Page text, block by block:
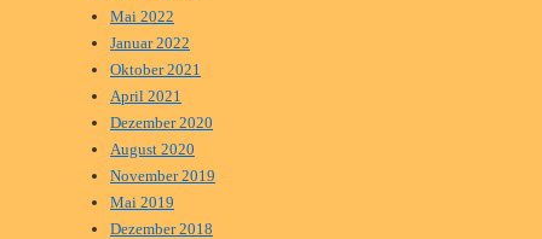
Mai 2022
Januar 2022
Oktober 2021
April 2021
Dezember 2020
August 2020
November 2019
Mai 2019
Dezember 2018